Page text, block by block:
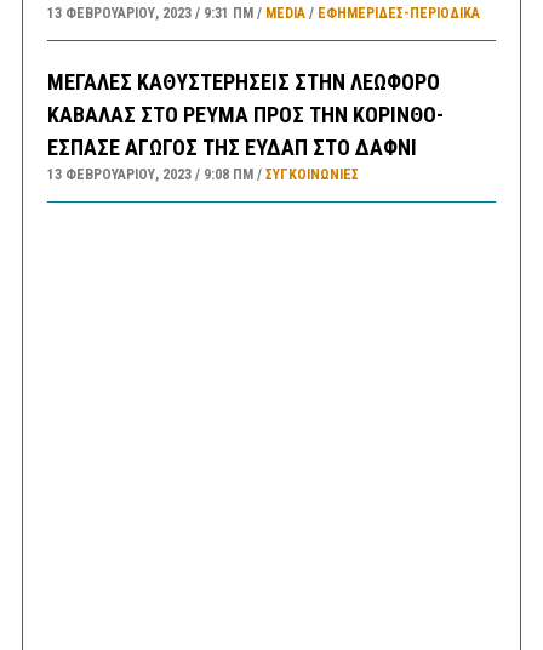
13 ΦΕΒΡΟΥΑΡΊΟΥ, 2023 9:31 ΠΜ MEDIA/ ΕΦΗΜΕΡΊΔΕΣ-ΠΕΡΙΟΔΙΚΆ
ΜΕΓΑΛΕΣ ΚΑΘΥΣΤΕΡΗΣΕΙΣ ΣΤΗΝ ΛΕΩΦΟΡΟ
ΚΑΒΑΛΑΣ ΣΤΟ ΡΕΥΜΑ ΠΡΟΣ ΤΗΝ ΚΟΡΙΝΘΟ-
ΕΣΠΑΣΕ ΑΓΩΓΟΣ ΤΗΣ ΕΥΔΑΠ ΣΤΟ ΔΑΦΝΙ
13 ΦΕΒΡΟΥΑΡΊΟΥ, 2023 9:08 ΠΜ ΣΥΓΚΟΙΝΩΝΊΕΣ